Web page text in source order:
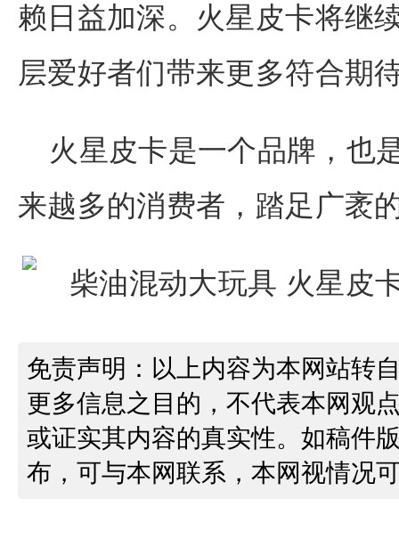
赖日益加深。火星皮卡将继
层爱好者们带来更多符合期
火星皮卡是一个品牌，也
来越多的消费者，踏足广袤
免责声明：以上内容为本网站转
更多信息之目的，不代表本网观
或证实其内容的真实性。如稿件
布，可与本网联系，本网视情况